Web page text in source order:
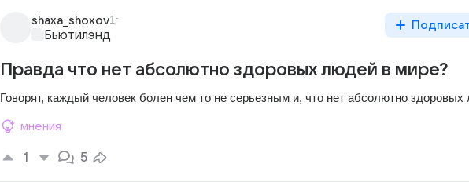
shaxa_shoxov1г
Бьютилэнд
Правда что нет абсолютно здоровых людей в мире?
Говорят, каждый человек болен чем то не серьезным и, что нет абсолютно
мнения
1 5